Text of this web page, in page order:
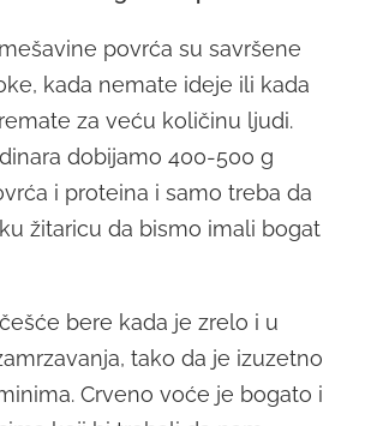
povrća su savršene
kada nemate ideje ili kada
za veću količinu ljudi.
dobijamo 400-500 g
i proteina i samo treba da
žitaricu da bismo imali bogat
bere kada je zrelo i u
tako da je izuzetno
Crveno voće je bogato i